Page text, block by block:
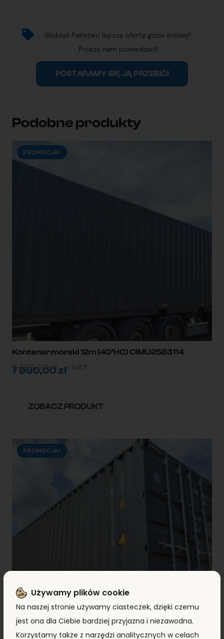
Widzieli Państwo lepszą ofertę gdzie indziej?
Proszę nam powiedzieć!
POSTARAMY SIĘ JĄ PRZEBIĆ!
Podobne produkty
PROMOCJA!
Kontener morski 12m (40’HC) CIMU2583114
7 990,00zł+ VAT
8 290,00zł
ZOBACZ PRODUKT
PROMOCJA!
Używamy plików cookie
Na naszej stronie używamy ciasteczek, dzięki czemu
jest ona dla Ciebie bardziej przyjazna i niezawodna.
Korzystamy także z narzędzi analitycznych w celach